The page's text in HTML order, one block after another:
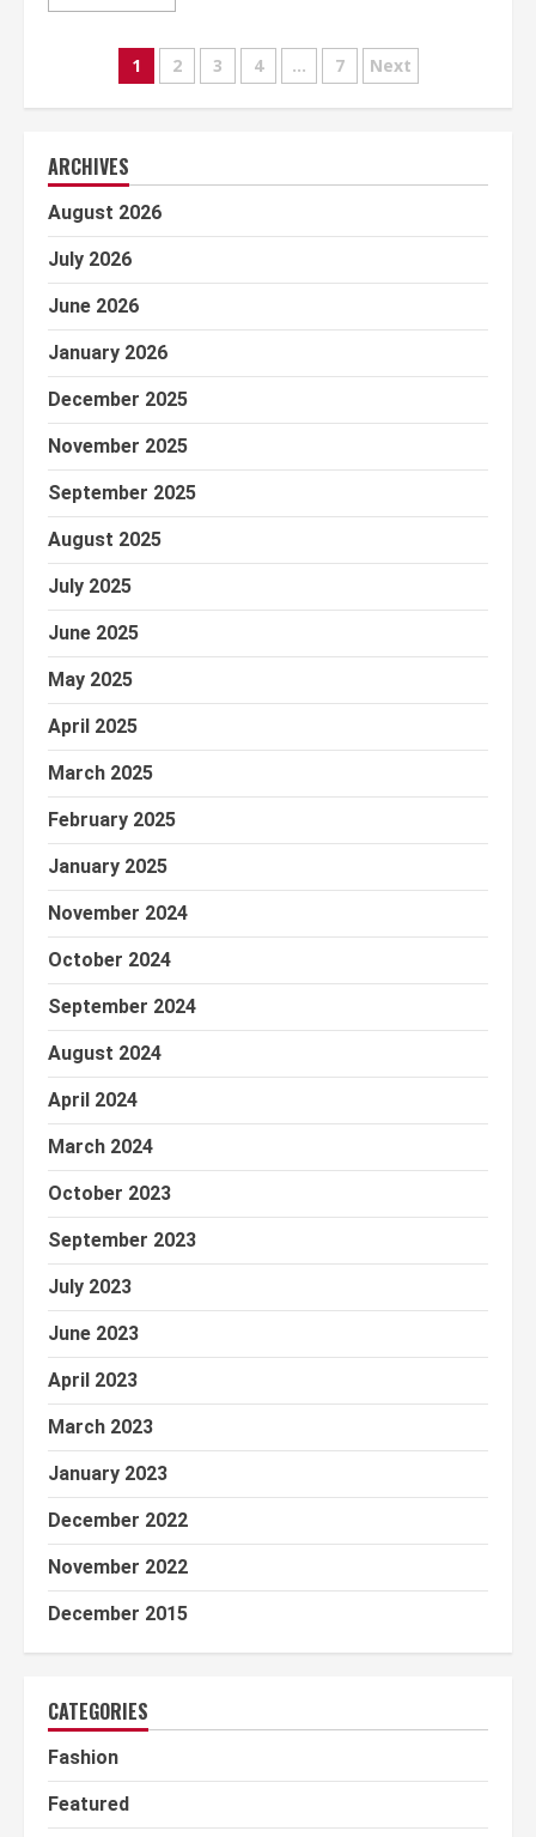
Posts
pagination
1 2 3 4 … 7 Next
ARCHIVES
August 2026
July 2026
June 2026
January 2026
December 2025
November 2025
September 2025
August 2025
July 2025
June 2025
May 2025
April 2025
March 2025
February 2025
January 2025
November 2024
October 2024
September 2024
August 2024
April 2024
March 2024
October 2023
September 2023
July 2023
June 2023
April 2023
March 2023
January 2023
December 2022
November 2022
December 2015
CATEGORIES
Fashion
Featured